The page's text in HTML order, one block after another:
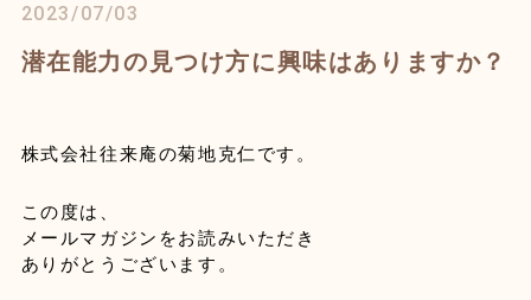
2023/07/03
潜在能力の見つけ方に興味はありますか？
株式会社往来庵の菊地克仁です。
この度は、
メールマガジンをお読みいただき
ありがとうございます。